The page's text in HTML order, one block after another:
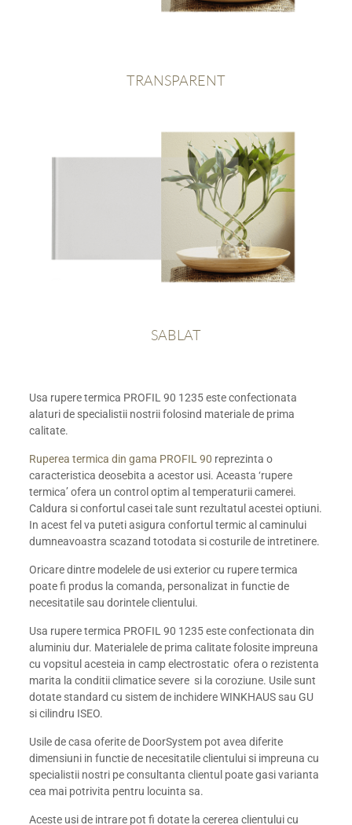
TRANSPARENT
SABLAT
Usa rupere termica PROFIL 90 1235 este confectionata
alaturi de specialistii nostrii folosind materiale de prima
calitate.
Ruperea termica din gama PROFIL 90 reprezinta o
caracteristica deosebita a acestor usi. Aceasta ‘rupere
termica’ ofera un control optim al temperaturii camerei.
Caldura si confortul casei tale sunt rezultatul acestei optiuni.
In acest fel va puteti asigura confortul termic al caminului
dumneavoastra scazand totodata si costurile de intretinere.
Oricare dintre modelele de usi exterior cu rupere termica
poate fi produs la comanda, personalizat in functie de
necesitatile sau dorintele clientului.
Usa rupere termica PROFIL 90 1235 este confectionata din
aluminiu dur. Materialele de prima calitate folosite impreuna
cu vopsitul acesteia in camp electrostatic ofera o rezistenta
marita la conditii climatice severe si la coroziune. Usile sunt
dotate standard cu sistem de inchidere WINKHAUS sau GU
si cilindru ISEO.
Usile de casa oferite de DoorSystem pot avea diferite
dimensiuni in functie de necesitatile clientului si impreuna cu
specialistii nostri pe consultanta clientul poate gasi varianta
cea mai potrivita pentru locuinta sa.
Aceste usi de intrare pot fi dotate la cererea clientului cu